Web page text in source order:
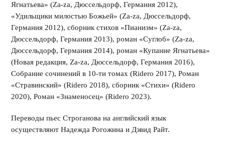
Ягнатьева» (Za-za, Дюссельдорф, Германия 2012),
«Удильщики милостью Божьей» (Za-za, Дюссельдорф,
Германия 2012), сборник стихов «Пианизм» (Za-za,
Дюссельдорф, Германия 2013), роман «Суглоб» (Za-za,
Дюссельдорф, Германия 2014), роман «Купание Ягнатьева»
(Новая редакция, Za-za, Дюссельдорф, Германия 2016),
Собрание сочинений в 10-ти томах (Ridero 2017), Роман
«Стравинский» (Ridero 2018), сборник «Стихи» (Ridero
2020), Роман «Знаменосец» (Ridero 2023).
Переводы пьес Строганова на английский язык
осуществляют Надежда Рогожина и Дэвид Райт.